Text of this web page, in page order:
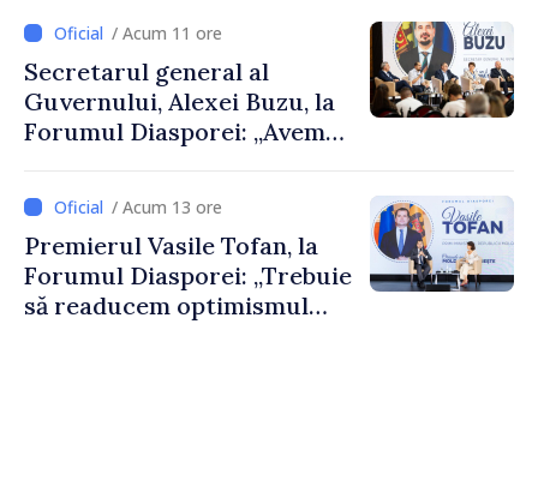
despre parcursul european
al Republicii Moldova.
/ Acum 11 ore
Secretarul general al
Guvernului, Alexei Buzu, la
Forumul Diasporei: „Avem
dumneavoastră pentru a
construi comunități mai
puternice”
/ Acum 13 ore
Premierul Vasile Tofan, la
Forumul Diasporei: „Trebuie
să readucem optimismul